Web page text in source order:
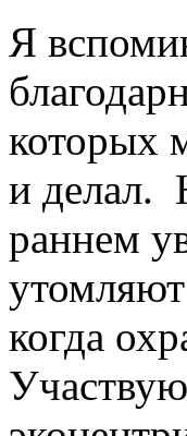
Я
которых
и делал.
раннем
когда